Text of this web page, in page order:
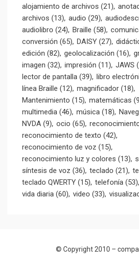
alojamiento de archivos (21)
archivos (13) audio (29)
audiolibro (24) Braille (58)
conversión (65) DAISY (27)
edición (82) geolocalización (16)
imagen (32) impresión (11) JAWS
lector de pantalla (39) libro
línea Braille (12) magnificador (18)
Mantenimiento (15) matemáticas
multimedia (46) música (18)
NVDA (9) ocio (65)
reconocimiento de texto (42)
reconocimiento de voz (15)
reconocimiento luz y colores (13)
síntesis de voz (36) teclado (21)
teclado QWERTY (15) telefonía (53)
vida diaria (60) video (33)
© Copyright 2010 –